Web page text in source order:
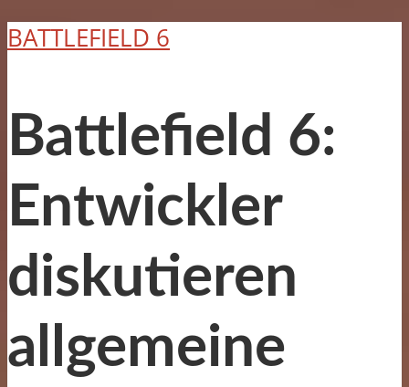
BATTLEFIELD 6
Battlefield 6:
Entwickler
diskutieren
allgemeine